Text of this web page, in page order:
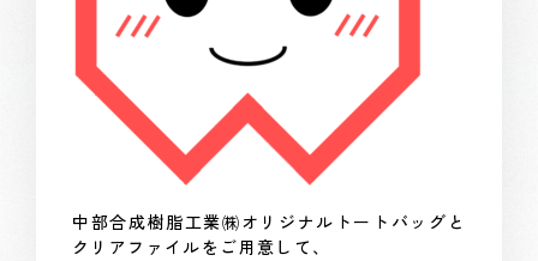
中部合成樹脂工業㈱オリジナルトートバッグと
クリアファイルをご用意して、